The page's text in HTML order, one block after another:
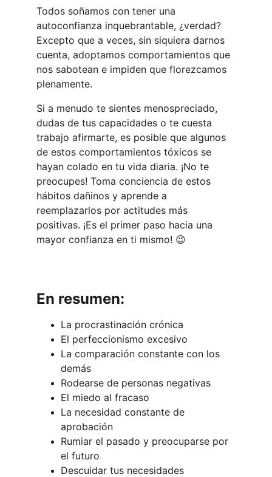
Todos soñamos con tener una
autoconfianza inquebrantable, ¿verdad?
Excepto que a veces, sin siquiera darnos
cuenta, adoptamos comportamientos que
nos sabotean e impiden que florezcamos
plenamente.
Si a menudo te sientes menospreciado,
dudas de tus capacidades o te cuesta
trabajo afirmarte, es posible que algunos
de estos comportamientos tóxicos se
hayan colado en tu vida diaria. ¡No te
preocupes! Toma conciencia de estos
hábitos dañinos y aprende a
reemplazarlos por actitudes más
positivas. ¡Es el primer paso hacia una
mayor confianza en ti mismo! 😉
En resumen:
La procrastinación crónica
El perfeccionismo excesivo
La comparación constante con los
demás
Rodearse de personas negativas
El miedo al fracaso
La necesidad constante de
aprobación
Rumiar el pasado y preocuparse por
el futuro
Descuidar tus necesidades